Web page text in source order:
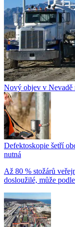
Nový objev v Nevadě
Defektoskopie šetří
nutná
Až 80 % stožárů
dosloužilé, může